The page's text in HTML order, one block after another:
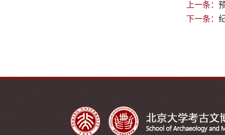
上一条：
下一条：